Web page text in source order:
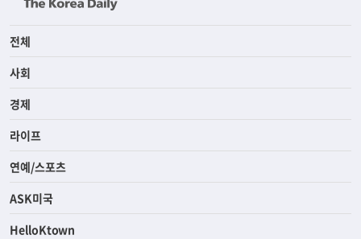
전체
사회
경제
라이프
연예/스포츠
ASK미국
HelloKtown